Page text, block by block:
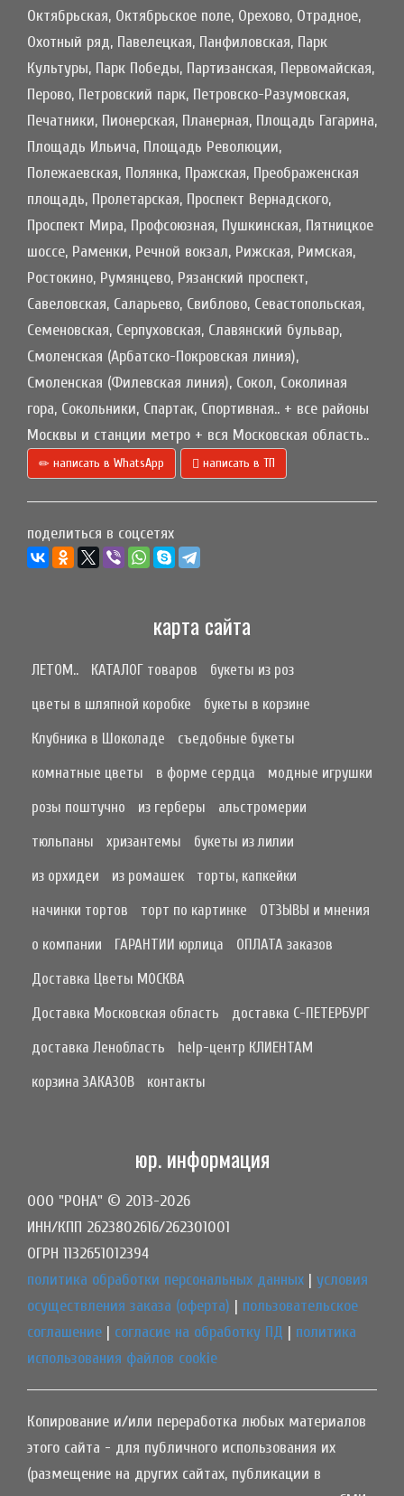
Октябрьская, Октябрьское поле, Орехово, Отрадное,
Охотный ряд, Павелецкая, Панфиловская, Парк
Культуры, Парк Победы, Партизанская, Первомайская,
Перово, Петровский парк, Петровско-Разумовская,
Печатники, Пионерская, Планерная, Площадь Гагарина,
Площадь Ильича, Площадь Революции,
Полежаевская, Полянка, Пражская, Преображенская
площадь, Пролетарская, Проспект Вернадского,
Проспект Мира, Профсоюзная, Пушкинская, Пятницкое
шоссе, Раменки, Речной вокзал, Рижская, Римская,
Ростокино, Румянцево, Рязанский проспект,
Савеловская, Саларьево, Свиблово, Севастопольская,
Семеновская, Серпуховская, Славянский бульвар,
Смоленская (Арбатско-Покровская линия),
Смоленская (Филевская линия), Сокол, Соколиная
гора, Сокольники, Спартак, Спортивная.. + все районы
Москвы и станции метро + вся Московская область..
написать в WhatsApp написать в ТП
поделиться в соцсетях
карта сайта
ЛЕТОМ.. КАТАЛОГ товаров
букеты из роз
цветы в шляпной коробке
букеты в корзине
Клубника в Шоколаде
съедобные букеты
комнатные цветы
в форме сердца
модные игрушки
розы поштучно
из герберы
альстромерии
тюльпаны
хризантемы
букеты из лилии
из орхидеи
из ромашек
торты, капкейки
начинки тортов
торт по картинке
ОТЗЫВЫ и мнения
о компании
ГАРАНТИИ юрлица
ОПЛАТА заказов
Доставка Цветы МОСКВА
Доставка Московская область
доставка С-ПЕТЕРБУРГ
доставка Ленобласть
help-центр КЛИЕНТАМ
корзина ЗАКАЗОВ
контакты
юр. информация
ООО "РОНА" © 2013-2026
ИНН/КПП 2623802616/262301001
ОГРН 1132651012394
политика обработки персональных данных | условия
осуществления заказа (оферта) | пользовательское
соглашение | согласие на обработку ПД | политика
использования файлов cookie
Копирование и/или переработка любых материалов
этого сайта - для публичного использования их
(размещение на других сайтах, публикации в